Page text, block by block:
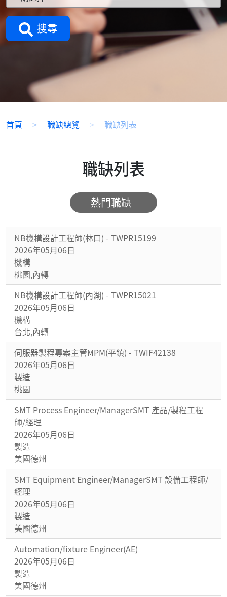
搜尋
首頁 職缺總覽 職缺列表
職缺列表
熱門職缺
NB機構設計工程師(林口) - TWPR15199
2026年05月06日
機構
桃園,內轉
NB機構設計工程師(內湖) - TWPR15021
2026年05月06日
機構
台北,內轉
伺服器製程專案主管MPM(平鎮) - TWIF42138
2026年05月06日
製造
桃園
SMT Process Engineer/ManagerSMT 產品/製程工程
師/經理
2026年05月06日
製造
美國德州
SMT Equipment Engineer/ManagerSMT 設備工程師/
經理
2026年05月06日
製造
美國德州
Automation/fixture Engineer(AE)
2026年05月06日
製造
美國德州